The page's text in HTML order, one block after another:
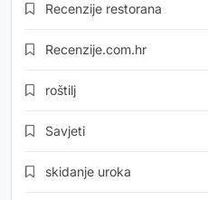
Recenzije restorana
Recenzije.com.hr
roštilj
Savjeti
skidanje uroka